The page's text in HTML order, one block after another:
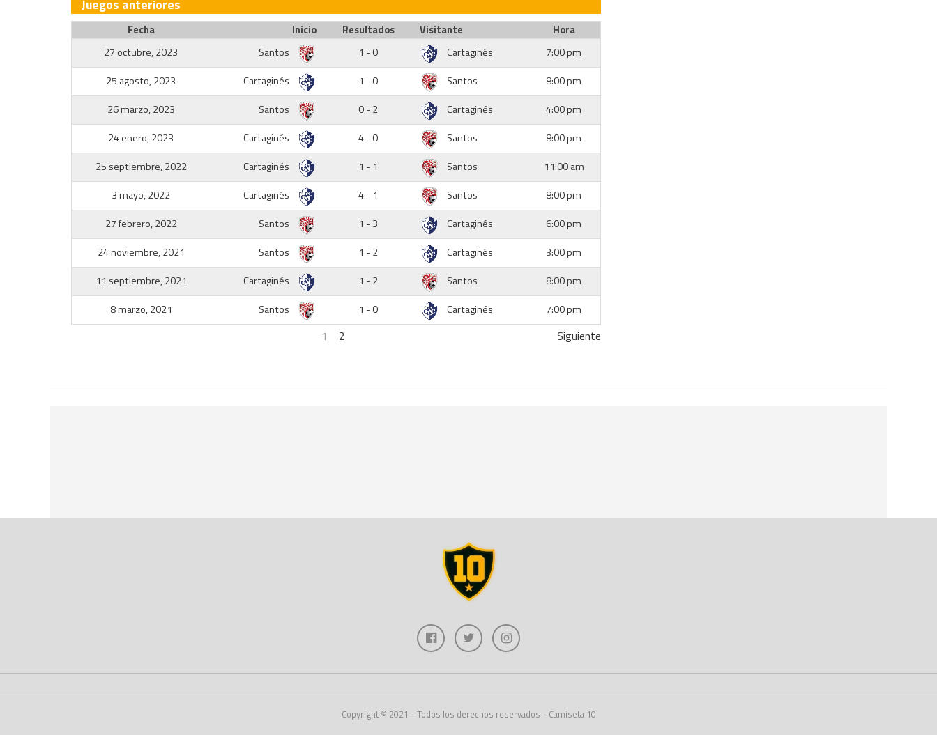
Juegos anteriores
Fecha Inicio Resultados Visitante
Hora
27 octubre, 2023
Santos 1 - 0 Cartaginés
7:00 pm
25 agosto, 2023
Cartaginés 1 - 0 Santos
8:00 pm
26 marzo, 2023
Santos 0 - 2 Cartaginés
4:00 pm
24 enero, 2023
Cartaginés 4 - 0 Santos
8:00 pm
25 septiembre, 2022
Cartaginés 1 - 1 Santos
11:00 am
3 mayo, 2022
Cartaginés 4 - 1 Santos
8:00 pm
27 febrero, 2022
Santos 1 - 3 Cartaginés
6:00 pm
24 noviembre, 2021
Santos 1 - 2 Cartaginés
3:00 pm
11 septiembre, 2021
Cartaginés 1 - 2 Santos
8:00 pm
8 marzo, 2021
Santos 1 - 0 Cartaginés 7:00 pm
1 2 Siguiente
Copyright © 2021 - Todos los derechos reservados - Camiseta 10